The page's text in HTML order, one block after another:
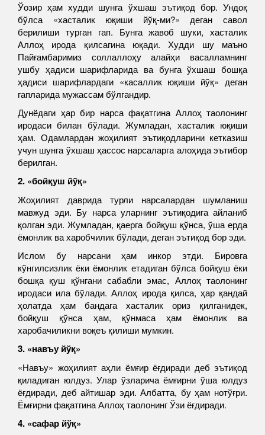
Ўозир ҳам худди шунга ўхшаш эътиқод бор. Ундоқ
бўлса «хасталик юқиши йўқ-ми?» деган савол
берилиши турган гап. Бунга жавоб шуки, хасталик
Аллоҳ ирода қилсагина юқади. Худди шу маъно
Пайғамбаримиз соллаллоҳу алайҳи васалламнинг
ушбу ҳадиси шарифларида ва бунга ўхшаш бошқа
ҳадиси шарифлардаги «касаллик юқиши йўқ» деган
гапларида мужассам бўлгандир.
Дунёдаги ҳар бир нарса фақатгина Аллоҳ таолонинг
иродаси билан бўлади. Жумладан, хасталик юқиши
ҳам. Одамлардан жоҳилият эътиқодларини кетказиш
учун шунга ўхшаш ҳассос нарсаларга алоҳида эътибор
берилган.
2. «бойқуш йўқ»
Жоҳилият даврида турли нарсалардан шумланиш
мавжуд эди. Бу нарса уларнинг эътиқодига айланиб
қолган эди. Жумладан, қаерга бойқуш қўнса, ўша ерда
ёмонлик ва харобчилик бўлади, деган эътиқод бор эди.
Ислом бу нарсани ҳам инкор этди. Бировга
кўнгилсизлик ёки ёмонлик етадиган бўлса бойқуш ёки
бошқа қуш қўнгани сабабли эмас, Аллоҳ таолонинг
иродаси ила бўлади. Аллоҳ ирода қилса, ҳар қандай
ҳолатда ҳам бандага хасталик ориз қилганидек,
бойқуш қўнса ҳам, қўнмаса ҳам ёмонлик ва
харобачиликни воқеъ қилиши мумкин.
3. «навъу йўқ»
«Навъу» жоҳилият аҳли ёмғир ёғдиради деб эътиқод
қиладиган юлдуз. Улар ўзларича ёмғирни ўша юлдуз
ёғдиради, деб айтишар эди. Албатта, бу ҳам нотўғри.
Ёмғирни фақатгина Аллоҳ таолонинг Ўзи ёғдиради.
4. «сафар йўқ»